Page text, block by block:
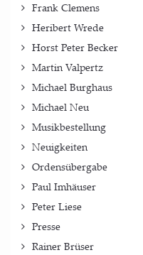
Frank Clemens
Heribert Wrede
Horst Peter Becker
Martin Valpertz
Michael Burghaus
Michael Neu
Musikbestellung
Neuigkeiten
Ordensübergabe
Paul Imhäuser
Peter Liese
Presse
Rainer Brüser